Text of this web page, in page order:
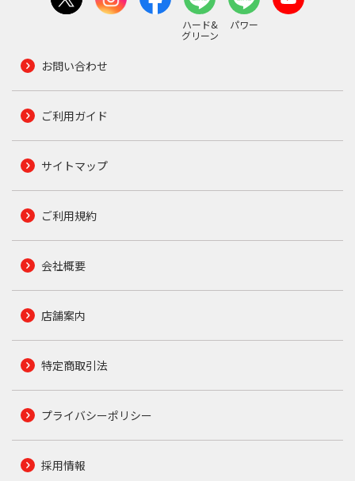
ハード&
グリーン
パワー
お問い合わせ
ご利用ガイド
サイトマップ
ご利用規約
会社概要
店舗案内
特定商取引法
プライバシーポリシー
採用情報